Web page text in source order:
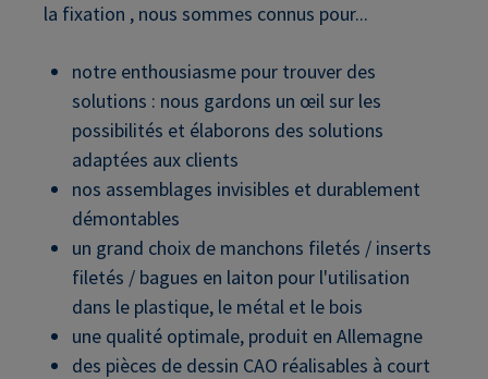
la fixation , nous sommes connus pour...
notre enthousiasme pour trouver des
solutions : nous gardons un œil sur les
possibilités et élaborons des solutions
adaptées aux clients
nos assemblages invisibles et durablement
démontables
un grand choix de manchons filetés / inserts
filetés / bagues en laiton pour l'utilisation
dans le plastique, le métal et le bois
une qualité optimale, produit en Allemagne
des pièces de dessin CAO réalisables à court